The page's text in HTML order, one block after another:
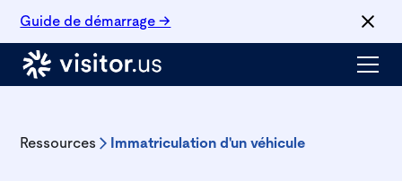
Guide de démarrage →
Ressources Immatriculation d'un véhicule